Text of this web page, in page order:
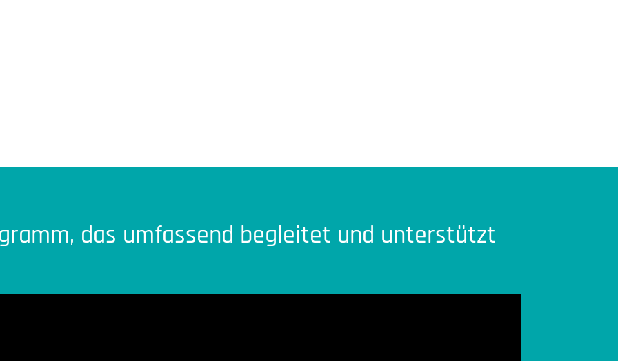
das umfassend begleitet und unterstützt